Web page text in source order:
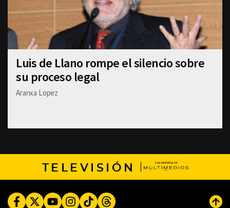
Luis de Llano rompe el silencio sobre
su proceso legal
Aranxa Lopez
TELEVISIÓN
FacebookTwitterYoutubeInstagram
TikTokThreads